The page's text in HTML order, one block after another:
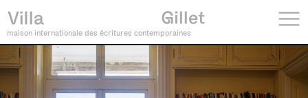
maison internationale des écritures contemporaines